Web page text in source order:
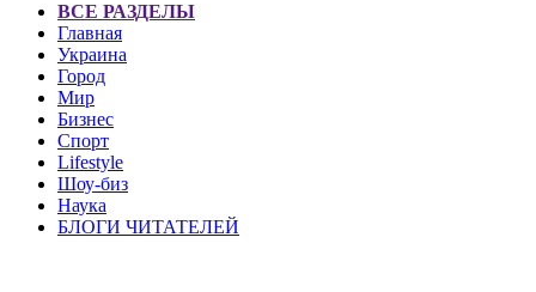
ВСЕ РАЗДЕЛЫ
Главная
Украина
Город
Мир
Бизнес
Спорт
Lifestyle
Шоу-биз
Наука
БЛОГИ ЧИТАТЕЛЕЙ